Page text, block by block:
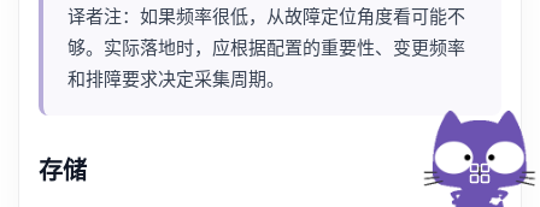
译者注：如果频率很低，从故障定位角度看可能不
够。实际落地时，应根据配置的重要性、变更频率
和排障要求决定采集周期。
存储